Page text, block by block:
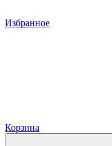
Избранное
Корзина